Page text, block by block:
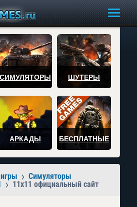
СИМУЛЯТОРЫ ШУТЕРЫ
АРКАДЫ БЕСПЛАТНЫЕ
Симуляторы
11x11 официальный сайт